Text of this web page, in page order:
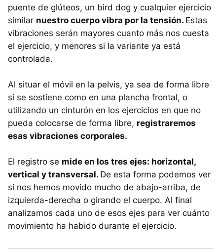
puente de glúteos, un bird dog y cualquier ejercicio
similar nuestro cuerpo vibra por la tensión. Estas
vibraciones serán mayores cuanto más nos cuesta
el ejercicio, y menores si la variante ya está
controlada.
Al situar el móvil en la pelvis, ya sea de forma libre
si se sostiene como en una plancha frontal, o
utilizando un cinturón en los ejercicios en que no
pueda colocarse de forma libre, registraremos
esas vibraciones corporales.
El registro se mide en los tres ejes: horizontal,
vertical y transversal. De esta forma podemos ver
si nos hemos movido mucho de abajo-arriba, de
izquierda-derecha o girando el cuerpo. Al final
analizamos cada uno de esos ejes para ver cuánto
movimiento ha habido durante el ejercicio.